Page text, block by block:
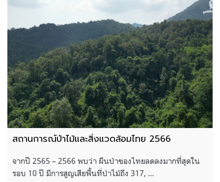
สถานการณ์ป่าไม้และสิ่งแวดล้อมไทย 2566
จากปี 2565 – 2566 พบว่า ผืนป่าของไทยลดลงมากที่สุดใน
รอบ 10 ปี มีการสูญเสียพื้นที่ป่าไม้ถึง 317, …